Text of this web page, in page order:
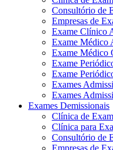
Consultório de
Empresas de
Exame Clínico
Exame Médico
Exame Médico
Exame
Exame
Exames
Exames
Exames Demissionais
Clínica de
Clínica para
Consultório de
Empresas de